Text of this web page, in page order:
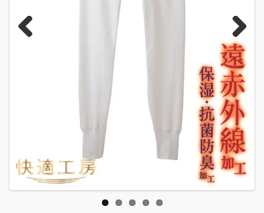
Next